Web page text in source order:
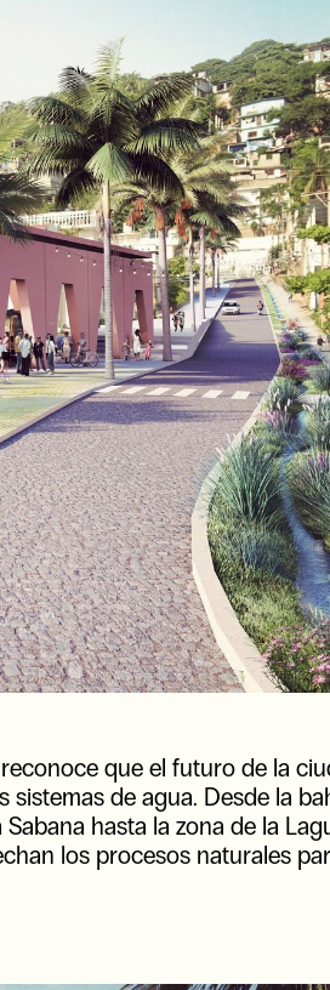
que el futuro de la
de agua. Desde la
hasta la zona de la
los procesos naturales